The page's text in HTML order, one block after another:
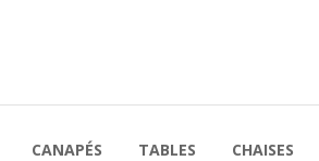
CANAPÉS TABLES CHAISES